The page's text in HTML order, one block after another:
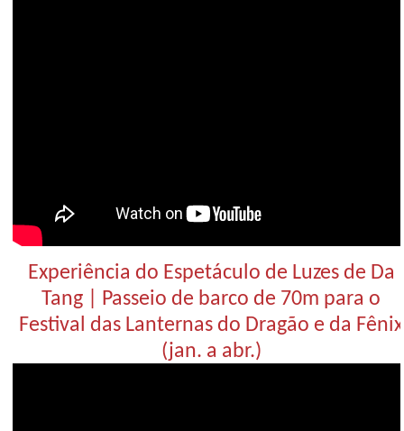
Experiência do Espetáculo de Luzes de Da
Tang | Passeio de barco de 70m para o
Festival das Lanternas do Dragão e da Fênix
(jan. a abr.)